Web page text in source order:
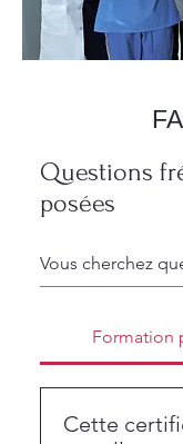
Questions
posées
Formation
Cette